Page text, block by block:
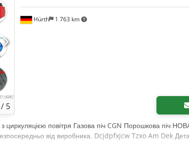
/ 5
Hürth 1 763 km
з циркуляцією повітря Газова піч CGN Порошкова піч
від виробника. Dcjdpfxjcw Tzxo Am Dek